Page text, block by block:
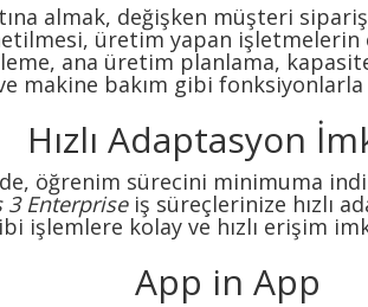
almak, değişken müşteri
üretim yapan
ana üretim planlama,
makine bakım gibi
Hızlı Adaptasyon
öğrenim sürecini minimuma
3 Enterpriseiş süreçlerinize hızlı
işlemlere kolay ve hızlı erişim
App in App